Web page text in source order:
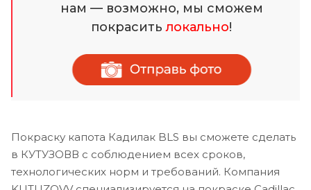
нам — возможно, мы сможем
покраситьлокально!
Покраску капота Кадилак BLS вы сможете сделать
в КУТУЗОВВ с соблюдением всех сроков,
технологических норм и требований. Компания